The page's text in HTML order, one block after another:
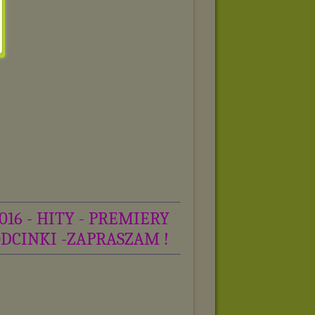
- HITY - PREMIERY
-ZAPRASZAM !